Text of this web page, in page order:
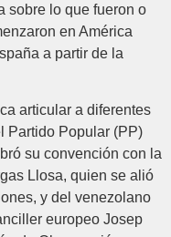
sobre lo que fueron o
en América
a partir de la
articular a diferentes
Partido Popular (PP)
su convención con la
Llosa, quien se alió
y del venezolano
europeo Josep